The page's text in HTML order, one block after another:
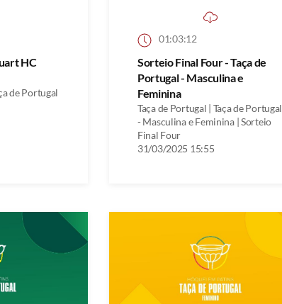
HC
de Portugal
01:03:12
Sorteio Final Four - Taça de
Portugal - Masculina e
Feminina
Taça de Portugal | Taça de Portugal
- Masculina e Feminina | Sorteio
Final Four
31/03/2025 15:55